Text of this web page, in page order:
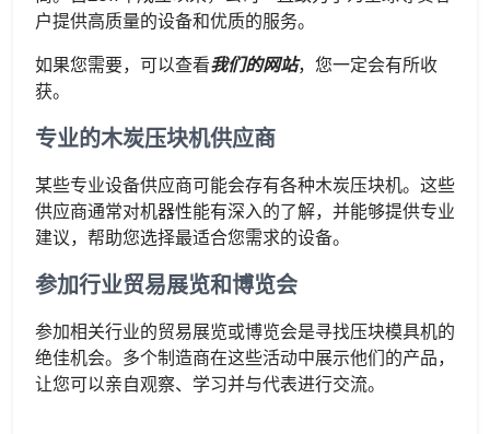
户提供高质量的设备和优质的服务。
如果您需要，可以查看我们的网站，您一定会有所收
获。
专业的木炭压块机供应商
某些专业设备供应商可能会存有各种木炭压块机。这些
供应商通常对机器性能有深入的了解，并能够提供专业
建议，帮助您选择最适合您需求的设备。
参加行业贸易展览和博览会
参加相关行业的贸易展览或博览会是寻找压块模具机的
绝佳机会。多个制造商在这些活动中展示他们的产品，
让您可以亲自观察、学习并与代表进行交流。